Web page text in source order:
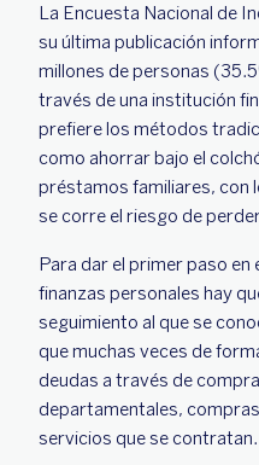
La Encuesta Nacional de
su última publicación
millones de personas
través de una institución
prefiere los métodos
como ahorrar bajo el
préstamos familiares, con
se corre el riesgo de
Para dar el primer paso en
finanzas personales hay
seguimiento al que se
que muchas veces de
deudas a través de
departamentales,
servicios que se contratan.